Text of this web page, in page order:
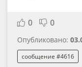
0 0
Опубликовано:
сообщение #4616